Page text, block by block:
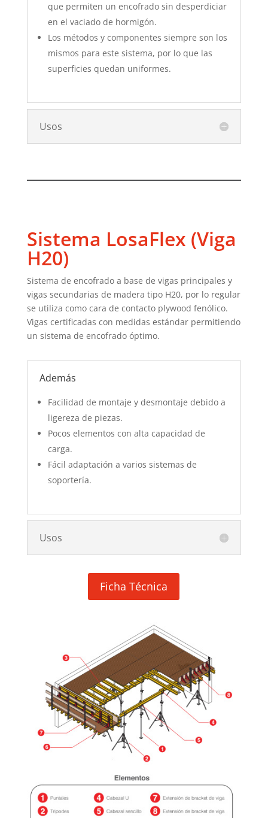
que permiten un encofrado sin desperdiciar
en el vaciado de hormigón.
Los métodos y componentes siempre son los
mismos para este sistema, por lo que las
superficies quedan uniformes.
Usos
Sistema LosaFlex (Viga
H20)
Sistema de encofrado a base de vigas principales y
vigas secundarias de madera tipo H20, por lo regular
se utiliza como cara de contacto plywood fenólico.
Vigas certificadas con medidas estándar permitiendo
un sistema de encofrado óptimo.
Además
Facilidad de montaje y desmontaje debido a
ligereza de piezas.
Pocos elementos con alta capacidad de
carga.
Fácil adaptación a varios sistemas de
soportería.
Usos
Ficha Técnica